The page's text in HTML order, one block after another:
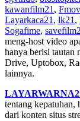
kawanfilm21 ,
Layarkaca21 , lk21 ,
Sogafime,
meng-host video
hanya berisi tautan
Drive, Uptobox,
lainnya.
tentang kepatuhan,
dari konten situs